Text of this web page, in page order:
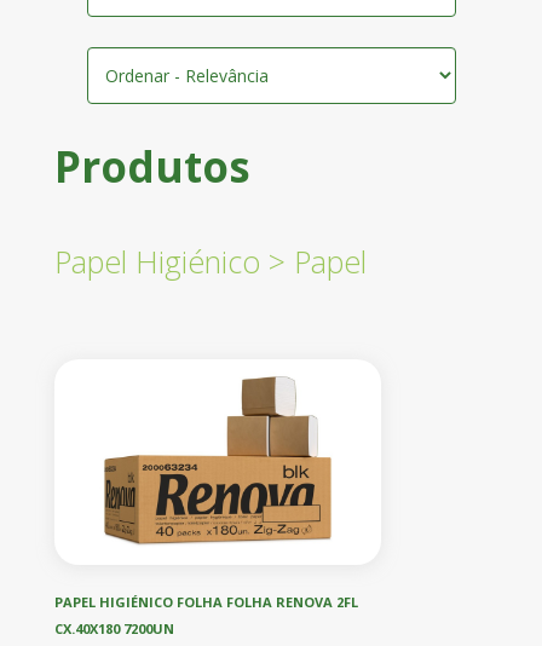
Produtos
Papel Higiénico > Papel
PAPEL HIGIÉNICO FOLHA FOLHA RENOVA 2FL
CX.40X180 7200UN